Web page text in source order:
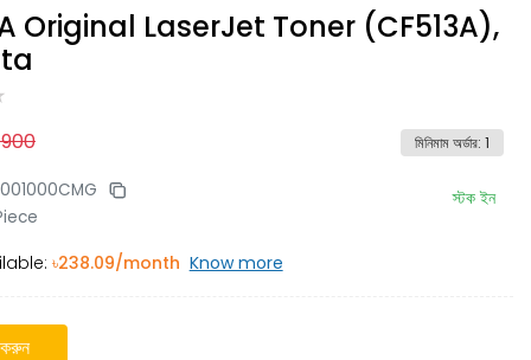
Original LaserJet Toner (CF513A),
মিনিমাম অর্ডার: 1
স্টক ইন
৳238.09/month Know more
করুন